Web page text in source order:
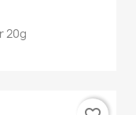
20g